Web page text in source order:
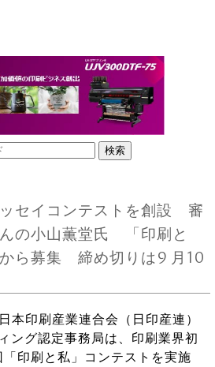
セイコンテストを創設 審
の小山薫堂氏 「印刷と
ら募集 締め切りは9 月10
本印刷産業連合会（日印産連）
ング認定事務局は、印刷業界初
印刷と私」コンテストを実施